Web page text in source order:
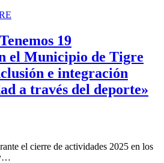
19
el Municipio de Tigre
e integración
a través del deporte»
el cierre de actividades 2025 en los